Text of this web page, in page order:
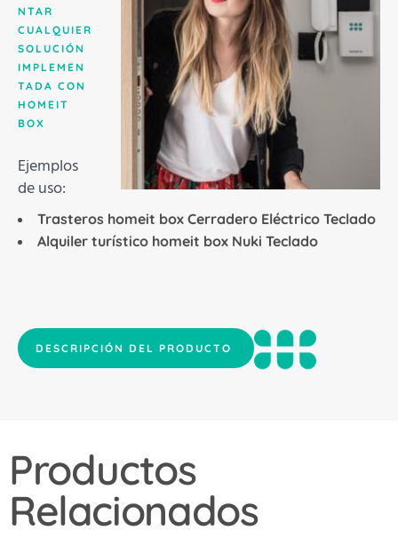
NTAR
CUALQUIER
SOLUCIÓN
IMPLEMEN
TADA CON
HOMEIT
BOX
Ejemplos
de uso:
Trasteros homeit box Cerradero Eléctrico Teclado
Alquiler turístico homeit box Nuki Teclado
DESCRIPCIÓN DEL PRODUCTO
Productos
Relacionados